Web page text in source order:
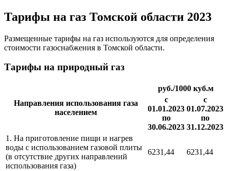
Тарифы на газ Томской области 2023
Размещенные тарифы на газ используются для определения
стоимости газоснабжения в Томской области.
Тарифы на природный газ
Направления использования газа
населением
руб./1000 куб.м
с
01.01.2023
по
30.06.2023
с
01.07.2023
по
31.12.2023
1. На приготовление пищи и нагрев
воды с использованием газовой плиты
(в отсутствие других направлений
использования газа)
6231,44 6231,44